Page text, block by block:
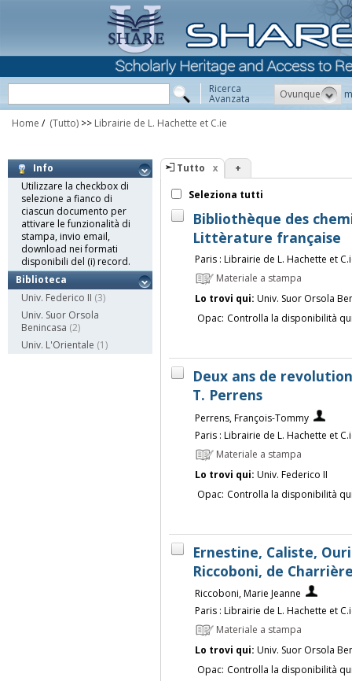
Ricerca
Avanzata Ovunque
Home / (Tutto) >> Librairie de L. Hachette et C.ie
Info
Utilizzare la checkbox di
selezione a fianco di
ciascun documento per
attivare le funzionalità di
stampa, invio email,
download nei formati
disponibili del (i) record.
Biblioteca
Univ. Federico II (3)
Univ. Suor Orsola
Benincasa (2)
Univ. L'Orientale (1)
Tutto +
Seleziona tutti
Bibliothèque des
Littèrature française
Paris : Librairie de L. Hachette et
Materiale a stampa
Lo trovi qui: Univ. Suor Orsola
Opac: Controlla la disponibilità
Deux ans de
T. Perrens
Perrens, François-Tommy
Paris : Librairie de L. Hachette et
Materiale a stampa
Lo trovi qui: Univ. Federico II
Opac: Controlla la disponibilità
Ernestine, Caliste,
Riccoboni, de
Riccoboni, Marie Jeanne
Paris : Librairie de L. Hachette et
Materiale a stampa
Lo trovi qui: Univ. Suor Orsola
Opac: Controlla la disponibilità